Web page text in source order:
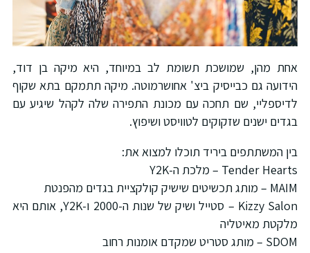
אחת מהן, שמושכת תשומת לב במיוחד, היא מיקה בן דוד,
הידועה גם כבייסיק ביצ' אחושרמוטה. מיקה תתמקם בתא שקוף
לדיספליי, שם תחכה עם מכונת התפירה שלה לקהל שיגיע עם
בגדים ישנים שזקוקים לטוויסט ושיפוץ.
בין המשתתפים ביריד תוכלו למצוא את:
Tender Hearts – מלכת ה-Y2K
MAIM – מותג תכשיטים שישיק קולקציית בגדים מהפנטת
Kizzy Salon – סטייל ושיק של שנות ה-2000 ו-Y2K, אותם היא
מלקטת מאיטליה
SDOM – מותג סטריט שמקדם אומנות רחוב